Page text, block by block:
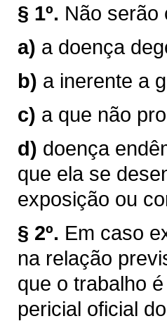
§ 1º. Não serão
a) a doença
b) a inerente a
c) a que não
d) doença
que ela se
exposição ou
§ 2º. Em caso
na relação
que o trabalho
pericial oficial